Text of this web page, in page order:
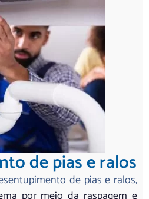
de pias e ralos
de pias e ralos,